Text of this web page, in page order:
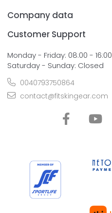
Company data
Customer Support
Monday - Friday: 08:00 - 16:00
Saturday - Sunday: Closed
0040793750864
contact@fitskingear.com